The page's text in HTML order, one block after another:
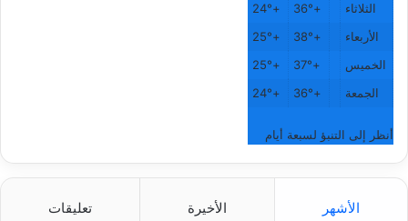
الثلاثاء
+
36°
+
24°
الأربعاء
+
38°
+
25°
الخميس
+
37°
+
25°
الجمعة
+
36°
+
24°
أنظر إلى التنبؤ لسبعة أيام
الأشهر الأخيرة تعليقات